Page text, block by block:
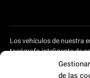
de las
Los vehículos de nuestra
tacógrafo inteligente de
plan de ayudas a
transporte por carretera,